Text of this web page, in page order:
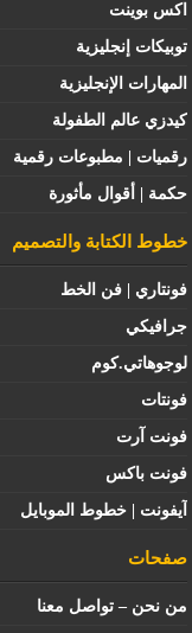
اكس بوينت
توبيكات إنجليزية
المهارات الإنجليزية
كيدزي عالم الطفولة
رقميات | مطبوعات رقمية
حكمة | أقوال مأثورة
خطوط الكتابة والتصميم
فونتاري | فن الخط
جرافيكي
لوجوهاتي.كوم
فونتات
فونت آرت
فونت باكس
آيفونت | خطوط الموبايل
صفحات
من نحن – تواصل معنا